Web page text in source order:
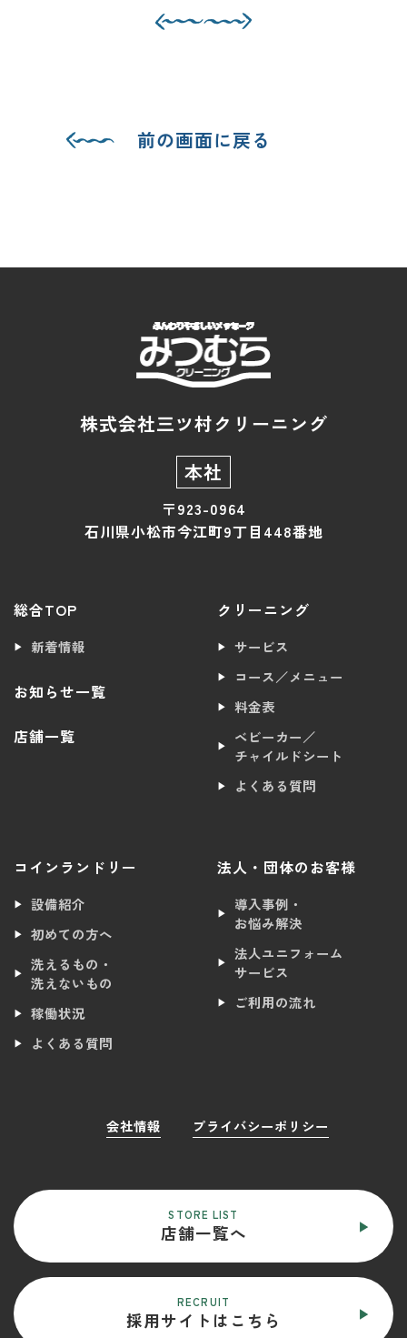
前の画面に戻る
株式会社三ツ村クリーニング
本社
〒923-0964
石川県小松市今江町9丁目448番地
総合TOP
新着情報
お知らせ一覧
店舗一覧
クリーニング
サービス
コース／メニュー
料金表
ベビーカー／
チャイルドシート
よくある質問
コインランドリー
設備紹介
初めての方へ
洗えるもの・
洗えないもの
稼働状況
よくある質問
法人・団体のお客様
導入事例・
お悩み解決
法人ユニフォーム
サービス
ご利用の流れ
会社情報 プライバシーポリシー
STORE LIST
店舗一覧へ
RECRUIT
採用サイトはこちら